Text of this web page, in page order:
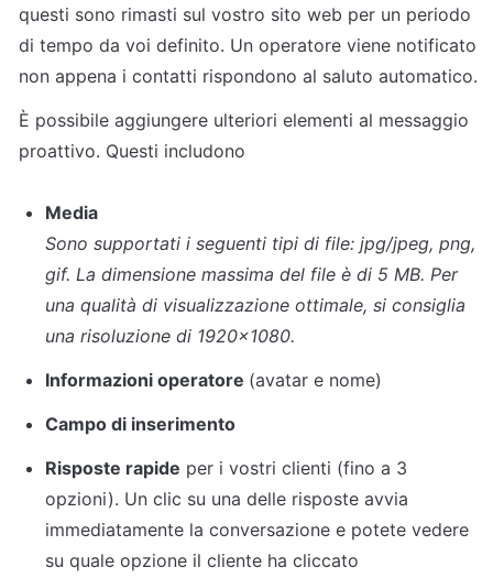
questi sono rimasti sul vostro sito web per un periodo
di tempo da voi definito. Un operatore viene notificato
non appena i contatti rispondono al saluto automatico.
È possibile aggiungere ulteriori elementi al messaggio
proattivo. Questi includono
Media
Sono supportati i seguenti tipi di file: jpg/jpeg, png,
gif. La dimensione massima del file è di 5 MB. Per
una qualità di visualizzazione ottimale, si consiglia
una risoluzione di 1920x1080.
Informazioni operatore (avatar e nome)
Campo di inserimento
Risposte rapide per i vostri clienti (fino a 3
opzioni). Un clic su una delle risposte avvia
immediatamente la conversazione e potete vedere
su quale opzione il cliente ha cliccato